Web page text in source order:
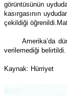
görüntüsünün
kasırgasının
çekildiği
Amerika’da
verilemediği belirtildi.
Kaynak: Hürriyet